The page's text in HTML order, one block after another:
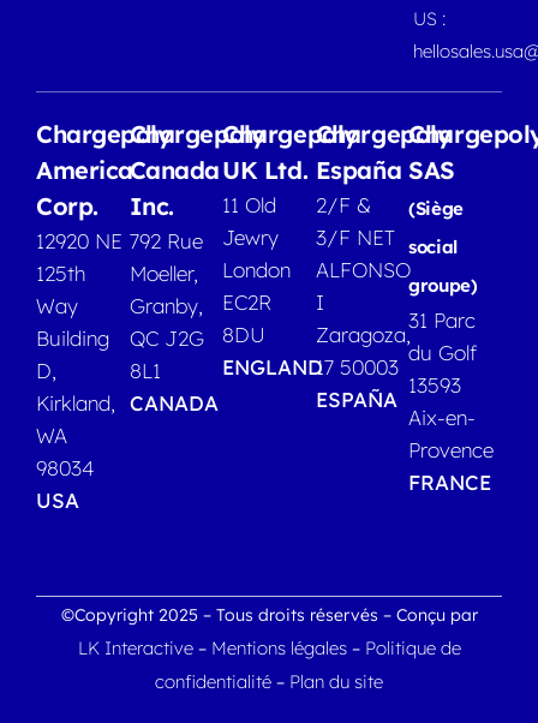
US :
Chargepoly
America
Corp.
12920 NE
125th
Way
Building
D,
Kirkland,
WA
98034
USA
Chargepoly
Canada
Inc.
792 Rue
Moeller,
Granby,
QC J2G
8L1
CANADA
Chargepoly
UK Ltd.
11 Old
Jewry
London
EC2R
8DU
ENGLAND
Chargepoly
España
2/F &
3/F NET
ALFONSO
I
Zaragoza,
17 50003
ESPAÑA
SAS
(Siège
social
groupe)
31 Parc
du Golf
13593
Aix-en-
Provence
FRANCE
©Copyright 2025 – Tous droits réservés – Conçu par
LK Interactive– Mentions légales – Politique de
confidentialité – Plan du site